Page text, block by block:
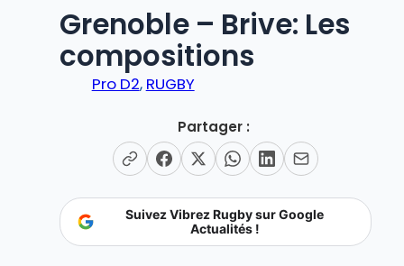
Grenoble – Brive: Les
compositions
Pro D2, RUGBY
Partager :
Suivez Vibrez Rugby sur Google
Actualités !